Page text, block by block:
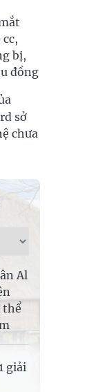
cc,
bị,
đồng
sở
chưa
Al
thể
giải